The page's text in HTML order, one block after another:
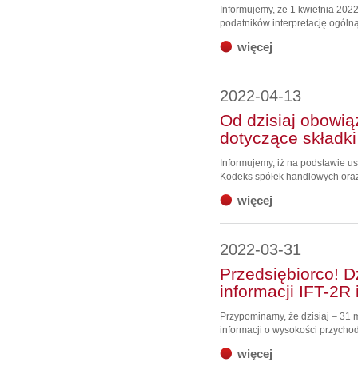
Informujemy, że 1 kwietnia
podatników interpretację
więcej
2022-04-13
Od dzisiaj
dotyczące
Informujemy, iż na podstawie
Kodeks spółek handlowych
więcej
2022-03-31
Przedsiębiorco!
informacji IFT-2R
Przypominamy, że dzisiaj – 31
informacji o wysokości
więcej